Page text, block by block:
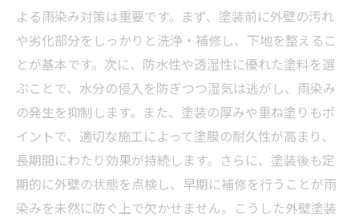
よる雨染み対策は重要です。まず、塗装前に外壁の汚れ
や劣化部分をしっかりと洗浄・補修し、下地を整えるこ
とが基本です。次に、防水性や透湿性に優れた塗料を選
ぶことで、水分の侵入を防ぎつつ湿気は逃がし、雨染み
の発生を抑制します。また、塗装の厚みや重ね塗りもポ
イントで、適切な施工によって塗膜の耐久性が高まり、
長期間にわたり効果が持続します。さらに、塗装後も定
期的に外壁の状態を点検し、早期に補修を行うことが雨
染みを未然に防ぐ上で欠かせません。こうした外壁塗装